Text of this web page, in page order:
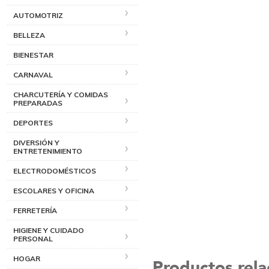
AUTOMOTRIZ
BELLEZA
BIENESTAR
CARNAVAL
CHARCUTERÍA Y COMIDAS
PREPARADAS
DEPORTES
DIVERSIÓN Y
ENTRETENIMIENTO
ELECTRODOMÉSTICOS
ESCOLARES Y OFICINA
FERRETERÍA
HIGIENE Y CUIDADO
PERSONAL
HOGAR